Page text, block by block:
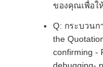
ของคุณเพื่อใ
Q: กระบวนก
the
confirming -